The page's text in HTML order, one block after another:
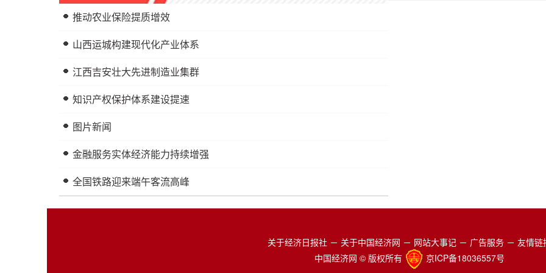
推动农业保险提质增效
山西运城构建现代化产业体系
江西吉安壮大先进制造业集群
知识产权保护体系建设提速
图片新闻
金融服务实体经济能力持续增强
全国铁路迎来端午客流高峰
关于经济日报社 － 关于中国经济网 － 网站大事记 － 广告服务 － 友情链
中国经济网 © 版权所有
京ICP备18036557号